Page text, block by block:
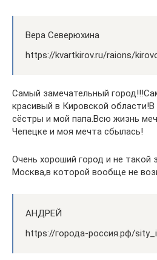
Вера Северюхина
https://kvartkirov.ru/raions/
Самый замечательный
красивый в Кировской
сёстры и мой папа.Всю жизнь
Чепецке и моя мечта сбылась!
Очень хороший город и не такой
Москва,в которой вообще не
АНДРЕЙ
https://города-россия.рф/